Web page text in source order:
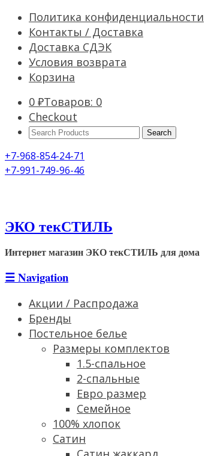
Политика конфиденциальности
Контакты / Доставка
Доставка СДЭК
Условия возврата
Корзина
0 ₽Товаров: 0
Checkout
Search
+7-968-854-24-71
+7-991-749-96-46
ЭКО текСТИЛЬ
Интернет магазин ЭКО текСТИЛЬ для дома
☰Navigation
Акции / Распродажа
Бренды
Постельное белье
Размеры комплектов
1.5-спальное
2-спальные
Евро размер
Семейное
100% хлопок
Сатин